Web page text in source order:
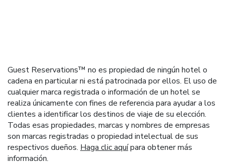
Guest Reservations™ no es propiedad de ningún hotel o
cadena en particular ni está patrocinada por ellos. El uso de
cualquier marca registrada o información de un hotel se
realiza únicamente con fines de referencia para ayudar a los
clientes a identificar los destinos de viaje de su elección.
Todas esas propiedades, marcas y nombres de empresas
son marcas registradas o propiedad intelectual de sus
respectivos dueños. Haga clic aquípara obtener más
información.